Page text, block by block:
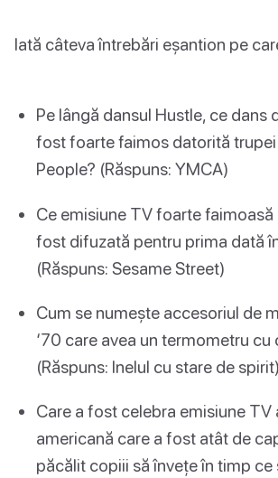
Iată câteva întrebări eșantion pe
Pe lângă dansul Hustle, ce dans
fost foarte faimos datorită
People? (Răspuns: YMCA)
Ce emisiune TV foarte
fost difuzată pentru prima dată
(Răspuns: Sesame Street)
Cum se numește accesoriul de
‘70 care avea un termometru cu
(Răspuns: Inelul cu stare de spirit)
Care a fost celebra emisiune TV
americană care a fost atât de
păcălit copiii să învețe în timp ce